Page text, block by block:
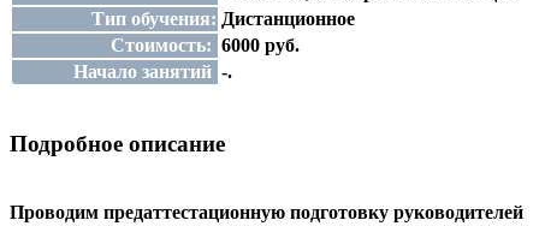
Тип обучения: Дистанционное
Стоимость: 6000 руб.
Начало занятий -.
Подробное описание
Проводим предаттестационную подготовку руководителей